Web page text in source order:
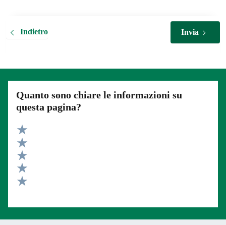
Indietro Invia
Quanto sono chiare le informazioni su
questa pagina?
Valuta 5 stelle su 5
Valuta 4 stelle su 5
Valuta 3 stelle su 5
Valuta 2 stelle su 5